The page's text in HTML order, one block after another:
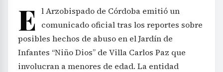
E l Arzobispado de Córdoba emitió un
comunicado oficial tras los reportes sobre
posibles hechos de abuso en el Jardín de
Infantes “Niño Dios” de Villa Carlos Paz que
involucran a menores de edad. La entidad